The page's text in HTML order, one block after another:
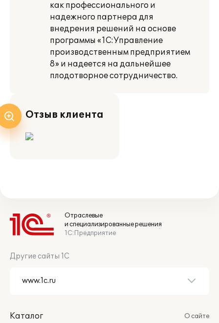
как профессионального и
надежного партнера для
внедрения решений на основе
программы «1C:Управление
производственным предприятием
8» и надеется на дальнейшее
плодотворное сотрудничество.
Отзыв клиента
Отраслевые
и специализированные решения
1С:Предприятие
Другие сайты 1С
Каталог О сайте